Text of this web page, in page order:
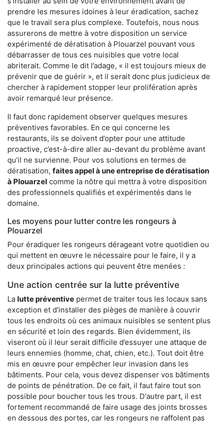
prendre les mesures idoines à leur éradication, sachez
que le travail sera plus complexe. Toutefois, nous nous
assurerons de mettre à votre disposition un service
expérimenté de dératisation à Plouarzel pouvant vous
débarrasser de tous ces nuisibles que votre local
abriterait. Comme le dit l’adage, « il est toujours mieux de
prévenir que de guérir », et il serait donc plus judicieux de
chercher à rapidement stopper leur prolifération après
avoir remarqué leur présence.
Il faut donc rapidement observer quelques mesures
préventives favorables. En ce qui concerne les
restaurants, ils se doivent d’opter pour une attitude
proactive, c’est-à-dire aller au-devant du problème avant
qu’il ne survienne. Pour vos solutions en termes de
dératisation, faites appel à une entreprise de dératisation
à Plouarzel comme la nôtre qui mettra à votre disposition
des professionnels qualifiés et expérimentés dans le
domaine.
Les moyens pour lutter contre les rongeurs à
Plouarzel
Pour éradiquer les rongeurs dérageant votre quotidien ou
qui mettent en œuvre le nécessaire pour le faire, il y a
deux principales actions qui peuvent être menées :
Une action centrée sur la lutte préventive
La lutte préventive permet de traiter tous les locaux sans
exception et d'installer des pièges de manière à couvrir
tous les endroits où ces animaux nuisibles se sentent plus
en sécurité et loin des regards. Bien évidemment, ils
viseront où il leur serait difficile d’essuyer une attaque de
leurs ennemies (homme, chat, chien, etc.). Tout doit être
mis en œuvre pour empêcher leur invasion dans les
bâtiments. Pour cela, vous devez dispenser vos bâtiments
de points de pénétration. De ce fait, il faut faire tout son
possible pour boucher tous les trous. D'autre part, il est
fortement recommandé de faire usage des joints brosses
en dessous des portes, car les rongeurs ne raffolent pas